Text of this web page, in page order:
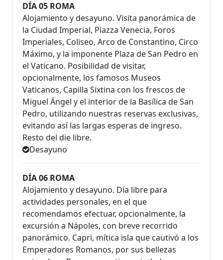
DÍA 05 ROMA
Alojamiento y desayuno. Visita panorámica de
la Ciudad Imperial, Piazza Venecia, Foros
Imperiales, Coliseo, Arco de Constantino, Circo
Máximo, y la imponente Plaza de San Pedro en
el Vaticano. Posibilidad de visitar,
opcionalmente, los famosos Museos
Vaticanos, Capilla Sixtina con los frescos de
Miguel Ángel y el interior de la Basílica de San
Pedro, utilizando nuestras reservas exclusivas,
evitando así las largas esperas de ingreso.
Resto del die libre.
Desayuno
DÍA 06 ROMA
Alojamiento y desayuno. Día libre para
actividades personales, en el que
recomendamos efectuar, opcionalmente, la
excursión a Nápoles, con breve recorrido
panorámico. Capri, mítica isla que cautivó a los
Emperadores Romanos, por sus bellezas